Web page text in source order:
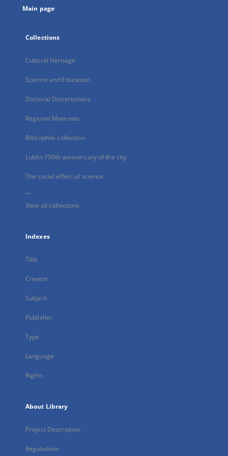
Main page
Collections
Cultural Heritage
Science and Education
Doctoral Dissertations
Regional Materials
Bibliophile collection
Lublin 700th anniversary of the city
The social effect of science
...
View all collections
Indexes
Title
Creator
Subject
Publisher
Type
Language
Rights
About Library
Project Description
Regulations